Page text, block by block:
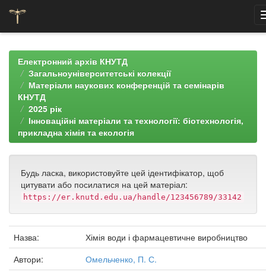
navigationЕлектронний архів КНУТД
Загальноуніверситетські колекції
Матеріали наукових конференцій та семінарів
КНУТД
2025 рік
Інноваційні матеріали та технології: біотехнологія,
прикладна хімія та екологія
Будь ласка, використовуйте цей ідентифікатор, щоб
цитувати або посилатися на цей матеріал:
https://er.knutd.edu.ua/handle/123456789/33142
Назва:
Хімія води і фармацевтичне виробництво
Автори:
Омельченко, П. С.